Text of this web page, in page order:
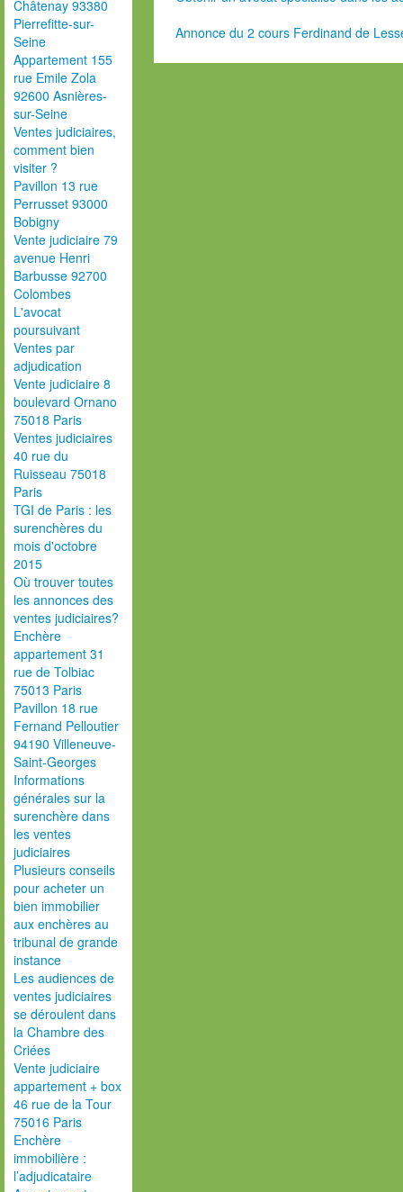
Châtenay 93380
Pierrefitte-sur-
Seine
Appartement 155
rue Emile Zola
92600 Asnières-
sur-Seine
Ventes judiciaires,
comment bien
visiter ?
Pavillon 13 rue
Perrusset 93000
Bobigny
Vente judiciaire 79
avenue Henri
Barbusse 92700
Colombes
L'avocat
poursuivant
Ventes par
adjudication
Vente judiciaire 8
boulevard Ornano
75018 Paris
Ventes judiciaires
40 rue du
Ruisseau 75018
Paris
TGI de Paris : les
surenchères du
mois d'octobre
2015
Où trouver toutes
les annonces des
ventes judiciaires?
Enchère
appartement 31
rue de Tolbiac
75013 Paris
Pavillon 18 rue
Fernand Pelloutier
94190 Villeneuve-
Saint-Georges
Informations
générales sur la
surenchère dans
les ventes
judiciaires
Plusieurs conseils
pour acheter un
bien immobilier
aux enchères au
tribunal de grande
instance
Les audiences de
ventes judiciaires
se déroulent dans
la Chambre des
Criées
Vente judiciaire
appartement + box
46 rue de la Tour
75016 Paris
Enchère
immobilière :
l’adjudicataire
Annonce du 2 cours Ferdinand de